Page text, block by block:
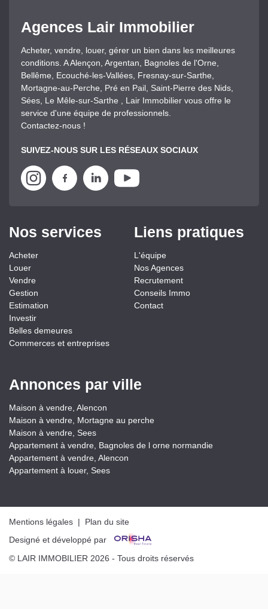
Agences Lair Immobilier
Acheter, vendre, louer, gérer un bien dans les meilleures
conditions. A Alençon, Argentan, Bagnoles de l'Orne,
Bellême, Ecouché-les-Vallées, Fresnay-sur-Sarthe,
Mortagne-au-Perche, Pré en Pail, Saint-Pierre des Nids,
Sées, Le Mêle-sur-Sarthe , Lair Immobilier vous offre le
service d'une équipe de professionnels.
Contactez-nous !
SUIVEZ-NOUS SUR LES RÉSEAUX SOCIAUX
Nos services
Acheter
Louer
Vendre
Gestion
Estimation
Investir
Belles demeures
Commerces et entreprises
Liens pratiques
L'équipe
Nos Agences
Recrutement
Conseils Immo
Contact
Annonces par ville
Maison à vendre, Alencon
Maison à vendre, Mortagne au perche
Maison à vendre, Sees
Appartement à vendre, Bagnoles de l orne normandie
Appartement à vendre, Alencon
Appartement à louer, Sees
Mentions légales | Plan du site
Designé et développé par
© LAIR IMMOBILIER 2026 - Tous droits réservés